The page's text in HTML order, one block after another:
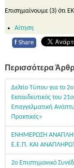
Επισημαίνουμε (3) ότι
Αίτηση
f Share
Περισσότερα
Δελτίο Τύπου για το
Εκπαιδευτικός του
Επαγγελματική
Πρακτικές»
ΕΝΗΜΕΡΩΣΗ
Ε.Ε.Π. ΚΑΙ
2ο Επιστημονικό